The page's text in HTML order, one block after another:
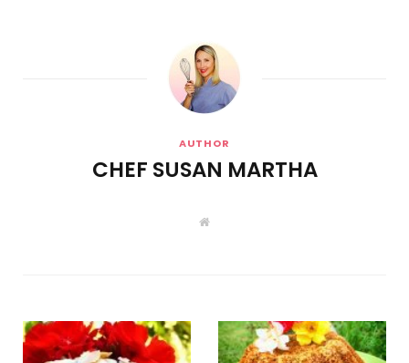
AUTHOR
CHEF SUSAN MARTHA
W